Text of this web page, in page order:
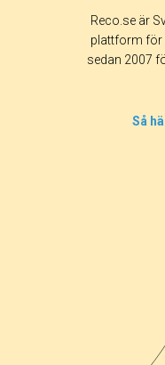
Reco.se är
plattform för
sedan 2007
Så